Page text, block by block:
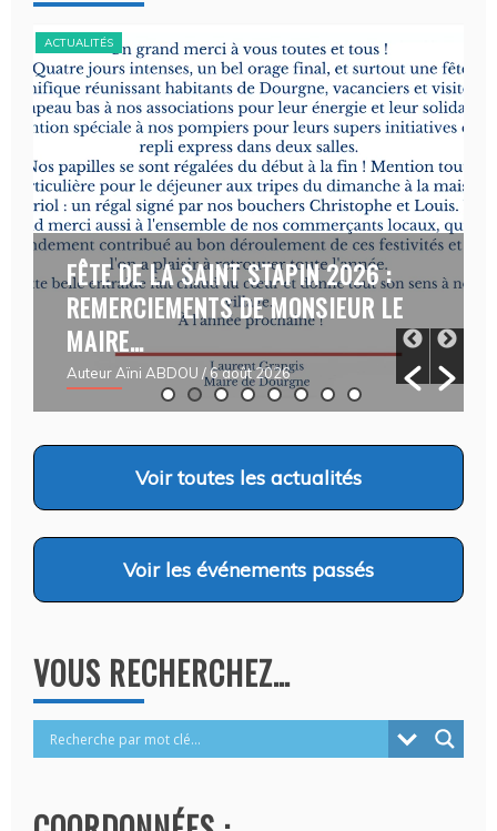
FÊTE DE LA SAINT STAPIN 2026 :
REMERCIEMENTS DE MONSIEUR LE
MAIRE…
Auteur Aïni ABDOU/ 6 août 2026
03/
Auteur
Voirtoutes les actualités
Voir les événements passés
VOUS RECHERCHEZ…